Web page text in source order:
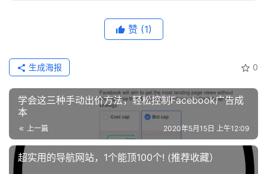
赞 (1)
0
生成海报
学会这三种手动出价方法，轻松控制Facebook广告成
本
上一篇 2020年5月15日 上午12:09
超实用的导航网站，1个能顶100个! (推荐收藏）